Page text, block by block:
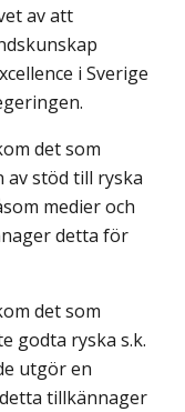
av att
i Sverige
det som
stöd till ryska
medier och
detta för
det som
godta ryska s.k.
utgör en
tillkännager